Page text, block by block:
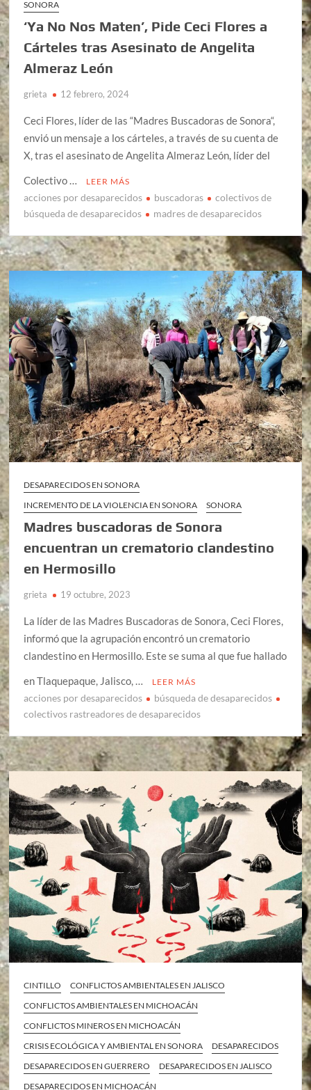
SONORA
‘Ya No Nos Maten’, Pide Ceci Flores a
Cárteles tras Asesinato de Angelita
Almeraz León
grieta 12 febrero, 2024
Ceci Flores, líder de las “Madres Buscadoras de Sonora“,
envió un mensaje a los cárteles, a través de su cuenta de
X, tras el asesinato de Angelita Almeraz León, líder del
Colectivo …
LEER MÁS
acciones por desaparecidos buscadoras
colectivos de
búsqueda de desaparecidos
madres de desaparecidos
DESAPARECIDOS EN SONORA
INCREMENTO DE LA VIOLENCIA EN SONORA
SONORA
Madres buscadoras de Sonora
encuentran un crematorio clandestino
en Hermosillo
grieta 19 octubre, 2023
La líder de las Madres Buscadoras de Sonora, Ceci Flores,
informó que la agrupación encontró un crematorio
clandestino en Hermosillo. Este se suma al que fue hallado
en Tlaquepaque, Jalisco, …
LEER MÁS
acciones por desaparecidos
búsqueda de desaparecidos
colectivos rastreadores de desaparecidos
CINTILLO
CONFLICTOS AMBIENTALES EN JALISCO
CONFLICTOS AMBIENTALES EN MICHOACÁN
CONFLICTOS MINEROS EN MICHOACÁN
CRISIS ECOLÓGICA Y AMBIENTAL EN SONORA
DESAPARECIDOS
DESAPARECIDOS EN GUERRERO
DESAPARECIDOS EN JALISCO
DESAPARECIDOS EN MICHOACÁN